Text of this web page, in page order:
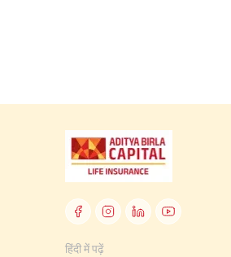
हिंदी में पढ़ें